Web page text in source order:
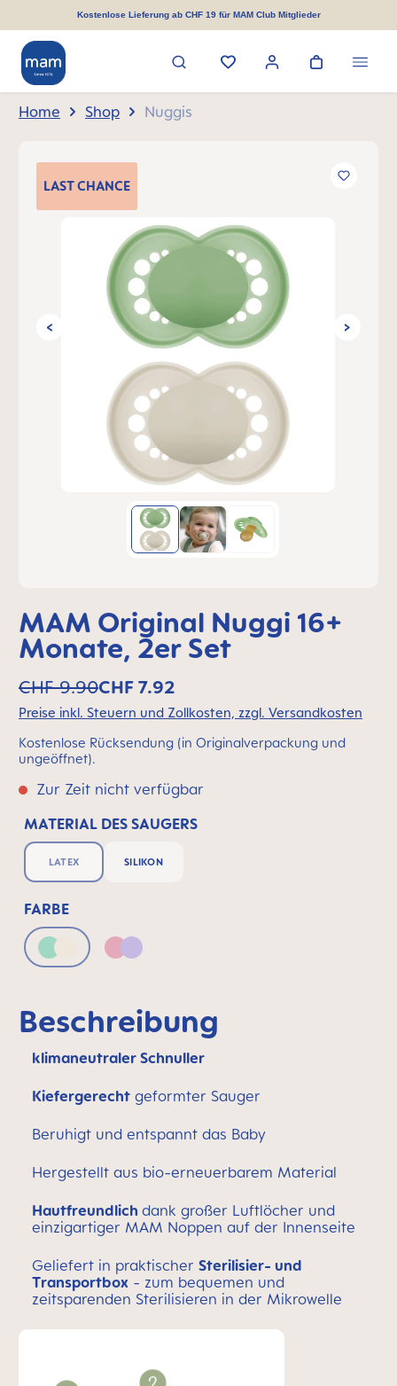
springenKostenlose Lieferung ab CHF 19 für MAM Club Mitglieder
Home Shop Nuggis
LASTCHANCE
MAM Original Nuggi 16+
Monate, 2er Set
CHF 7.92
CHF 9.90
Preise inkl. Steuern und Zollkosten, zzgl. Versandkosten
Kostenlose Rücksendung (in Originalverpackung und
ungeöffnet).
Zur Zeit nicht verfügbar
MATERIAL DES SAUGERS
LATEX SILIKON
FARBE
Green & Neutral
Pink & Lilac
Beschreibung
klimaneutraler Schnuller
Kiefergerecht geformter Sauger
Beruhigt und entspannt das Baby
Hergestellt aus bio-erneuerbarem Material
Hautfreundlich dank großer Luftlöcher und
einzigartiger MAM Noppen auf der Innenseite
Geliefert in praktischer Sterilisier- und
Transportbox - zum bequemen und
zeitsparenden Sterilisieren in der Mikrowelle